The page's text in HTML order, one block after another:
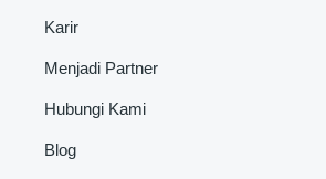
Karir
Menjadi Partner
Hubungi Kami
Blog